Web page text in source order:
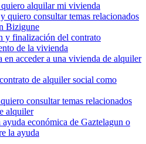
alquilar mi vivienda
quiero consultar temas relacionados
Bizigune
y finalización del contrato
de la vivienda
en acceder a una vivienda de alquiler
de alquiler social como
consultar temas relacionados
alquiler
económica de Gaztelagun o
la ayuda